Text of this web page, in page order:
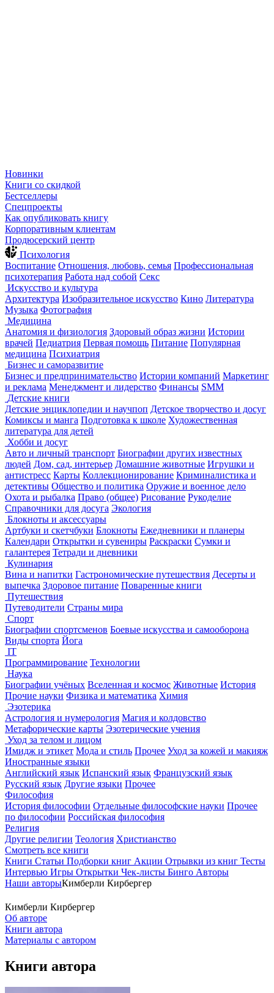
Новинки
Книги со скидкой
Бестселлеры
Спецпроекты
Как опубликовать книгу
Корпоративным клиентам
Продюсерский центр
Психология
Воспитание Отношения, любовь, семья Профессиональная
психотерапия Работа над собой Секс
Искусство и культура
Архитектура Изобразительное искусство Кино Литература
Музыка Фотография
Медицина
Анатомия и физиология Здоровый образ жизни Истории
врачей Педиатрия Первая помощь Питание Популярная
медицина Психиатрия
Бизнес и саморазвитие
Бизнес и предпринимательство Истории компаний Маркетинг
и реклама Менеджмент и лидерство Финансы SMM
Детские книги
Детские энциклопедии и научпоп Детское творчество и досуг
Комиксы и манга Подготовка к школе Художественная
литература для детей
Хобби и досуг
Авто и личный транспорт Биографии других известных
людей Дом, сад, интерьер Домашние животные Игрушки и
антистресс Карты Коллекционирование Криминалистика и
детективы Общество и политика Оружие и военное дело
Охота и рыбалка Право (общее) Рисование Рукоделие
Справочники для досуга Экология
Блокноты и аксессуары
Артбуки и скетчбуки Блокноты Ежедневники и планеры
Календари Открытки и сувениры Раскраски Сумки и
галантерея Тетради и дневники
Кулинария
Вина и напитки Гастрономические путешествия Десерты и
выпечка Здоровое питание Поваренные книги
Путешествия
Путеводители Страны мира
Спорт
Биографии спортсменов Боевые искусства и самооборона
Виды спорта Йога
IT
Программирование Технологии
Наука
Биографии учёных Вселенная и космос Животные История
Прочие науки Физика и математика Химия
Эзотерика
Астрология и нумерология Магия и колдовство
Метафорические карты Эзотерические учения
Уход за телом и лицом
Имидж и этикет Мода и стиль Прочее Уход за кожей и макияж
Иностранные языки
Английский язык Испанский язык Французский язык
Русский язык Другие языки Прочее
Философия
История философии Отдельные философские науки Прочее
по философии Российская философия
Религия
Другие религии Теология Христианство
Смотреть все книги
Книги Статьи Подборки книг Акции Отрывки из книг Тесты
Интервью Игры Открытки Чек-листы Бинго Авторы
Наши авторыКимберли Кирбергер
Кимберли Кирбергер
Об авторе
Книги автора
Материалы с автором
Книги автора